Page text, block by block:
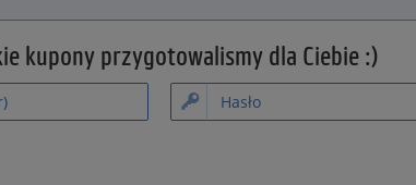
kupony przygotowalismy dla Ciebie :)